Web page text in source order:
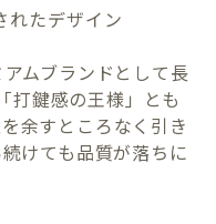
れたデザイン
ムブランドとして長
打鍵感の王様」とも
余すところなく引き
けても品質が落ちに